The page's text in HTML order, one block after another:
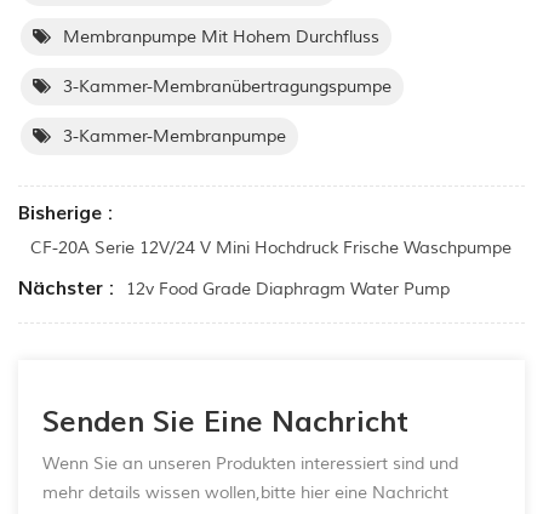
Membranpumpe Mit Hohem Durchfluss
3-Kammer-Membranübertragungspumpe
3-Kammer-Membranpumpe
Bisherige :
CF-20A Serie 12V/24 V Mini Hochdruck Frische Waschpumpe
Nächster : 12v Food Grade Diaphragm Water Pump
Senden Sie Eine Nachricht
Wenn Sie an unseren Produkten interessiert sind und
mehr details wissen wollen,bitte hier eine Nachricht